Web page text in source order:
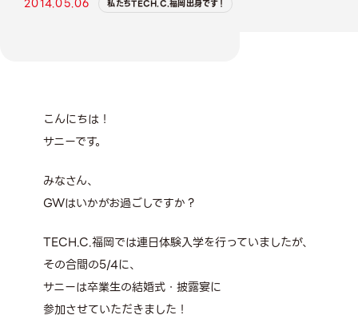
2014.05.06 私たちTECH.C.福岡出身です！
こんにちは！
サニーです。
みなさん、
GWはいかがお過ごしですか？
TECH.C.福岡では連日体験入学を行っていましたが、
その合間の5/4に、
サニーは卒業生の結婚式・披露宴に
参加させていただきました！